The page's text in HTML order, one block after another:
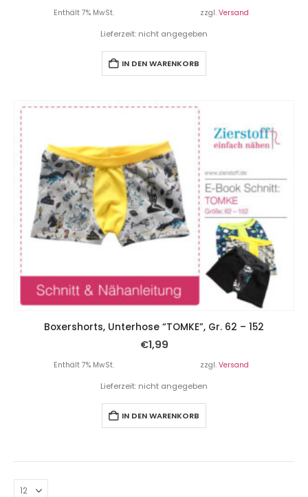
Enthält 7% MwSt. zzgl. Versand
Lieferzeit: nicht angegeben
IN DEN WARENKORB
Boxershorts, Unterhose “TOMKE”, Gr. 62 – 152
€1,99
Enthält 7% MwSt. zzgl. Versand
Lieferzeit: nicht angegeben
IN DEN WARENKORB